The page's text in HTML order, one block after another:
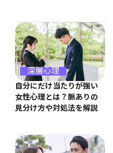
深層心理
自分にだけ当たりが強い
女性心理とは？脈ありの
見分け方や対処法を解説